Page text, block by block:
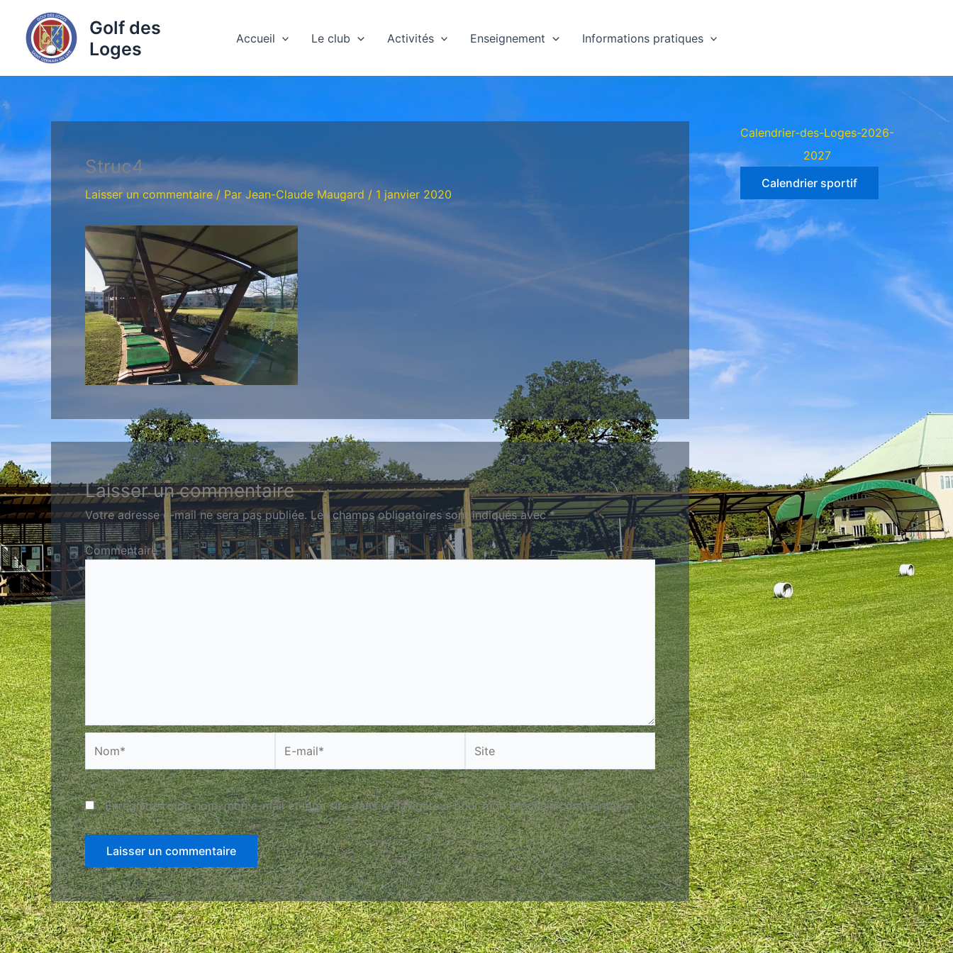
contenu
Golf des
Loges
Accueil Le club Activités Enseignement Informations pratiques
Struc4
Laisser un commentaire / ParJean-Claude Maugard / 1 janvier 2020
Laisser un commentaire
Votre adresse e-mail ne sera pas publiée. Les champs obligatoires sont indiqués avec*
Commentaire*
Nom*
mail*
Enregistrer mon nom, mon e-mail et mon site dans le navigateur pour mon prochain commentaire.
Calendrier-des-Loges-2026-
2027
Calendrier sportif